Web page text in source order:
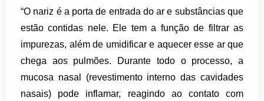
“O nariz é a porta de entrada do ar e substâncias que
estão contidas nele. Ele tem a função de filtrar as
impurezas, além de umidificar e aquecer esse ar que
chega aos pulmões. Durante todo o processo, a
mucosa nasal (revestimento interno das cavidades
nasais) pode inflamar, reagindo ao contato com